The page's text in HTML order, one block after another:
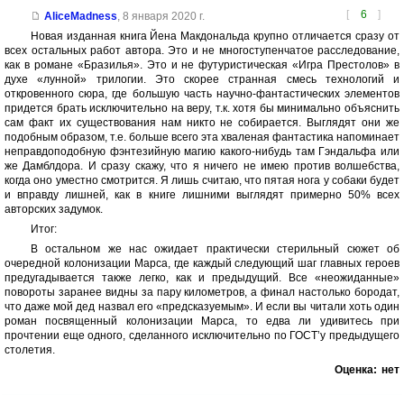
[ 6 ]
AliceMadness, 8 января 2020 г.
Новая изданная книга Йена Макдональда крупно отличается сразу от
всех остальных работ автора. Это и не многоступенчатое расследование,
как в романе «Бразилья». Это и не футуристическая «Игра Престолов» в
духе «лунной» трилогии. Это скорее странная смесь технологий и
откровенного сюра, где большую часть научно-фантастических элементов
придется брать исключительно на веру, т.к. хотя бы минимально объяснить
сам факт их существования нам никто не собирается. Выглядят они же
подобным образом, т.е. больше всего эта хваленая фантастика напоминает
неправдоподобную фэнтезийную магию какого-нибудь там Гэндальфа или
же Дамблдора. И сразу скажу, что я ничего не имею против волшебства,
когда оно уместно смотрится. Я лишь считаю, что пятая нога у собаки будет
и вправду лишней, как в книге лишними выглядят примерно 50% всех
авторских задумок.
Итог:
В остальном же нас ожидает практически стерильный сюжет об
очередной колонизации Марса, где каждый следующий шаг главных героев
предугадывается также легко, как и предыдущий. Все «неожиданные»
повороты заранее видны за пару километров, а финал настолько бородат,
что даже мой дед назвал его «предсказуемым». И если вы читали хоть один
роман посвященный колонизации Марса, то едва ли удивитесь при
прочтении еще одного, сделанного исключительно по ГОСТ’у предыдущего
столетия.
Оценка: нет